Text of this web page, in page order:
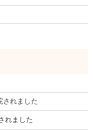
されました
れました